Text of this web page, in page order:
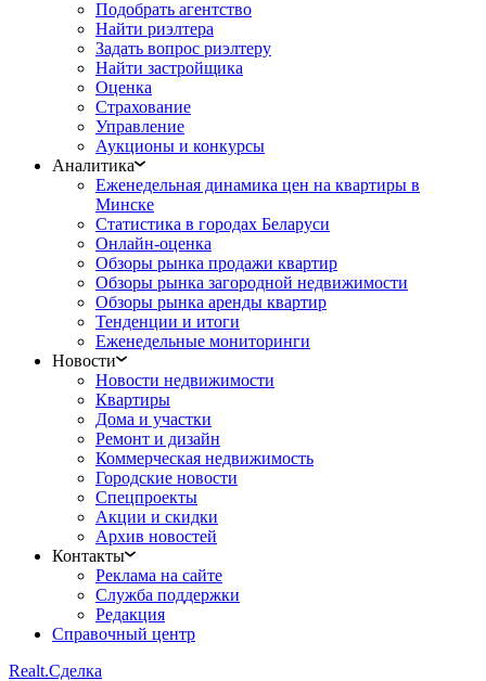
Подобрать агентство
Найти риэлтера
Задать вопрос риэлтеру
Найти застройщика
Оценка
Страхование
Управление
Аукционы и конкурсы
Аналитика
Еженедельная динамика цен на квартиры в
Минске
Статистика в городах Беларуси
Онлайн-оценка
Обзоры рынка продажи квартир
Обзоры рынка загородной недвижимости
Обзоры рынка аренды квартир
Тенденции и итоги
Еженедельные мониторинги
Новости
Новости недвижимости
Квартиры
Дома и участки
Ремонт и дизайн
Коммерческая недвижимость
Городские новости
Спецпроекты
Акции и скидки
Архив новостей
Контакты
Реклама на сайте
Служба поддержки
Редакция
Справочный центр
Realt.Сделка